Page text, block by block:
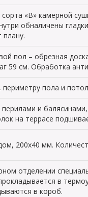
«В» камерной
обналичены
плану.
пол – обрезная
59 см. Обработка
периметру пола и
и
на террасе
200х40 мм.
отделении
в
в короб.